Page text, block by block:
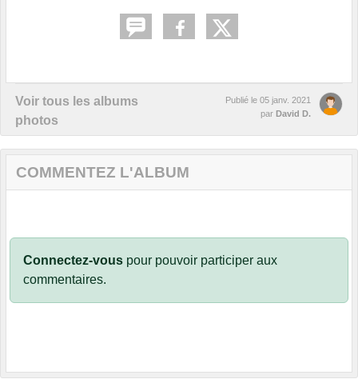
Voir tous les albums
photos
Publié le 05 janv. 2021
par David D.
COMMENTEZ L'ALBUM
Connectez-vous pour pouvoir participer aux
commentaires.